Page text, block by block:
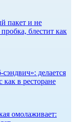
пакет и не
блестит как
делается
как в ресторане
омолаживает: